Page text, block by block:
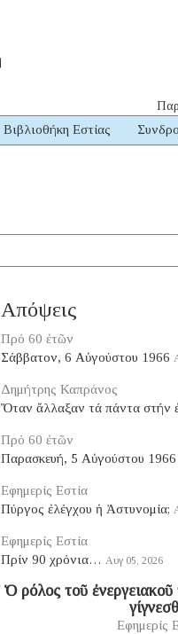
Βιβλιοθήκη Εστίας
Απόψεις
Πρό 60 ἐτῶν
Σάββατον, 6 Αὐγούστου 1966
Δημήτρης Καπράνος
Ὅταν ἄλλαξαν τά πάντα στήν
Πρό 60 ἐτῶν
Παρασκευή, 5 Αὐγούστου 1966
Εφημερίς Εστία
Πύργος ἐλέγχου ἡ Ἀστυνομία;
Εφημερίς Εστία
Πρίν 90 χρόνια… Αυγ 05, 2026
Ὁ ρόλος τοῦ
Εφημερίς